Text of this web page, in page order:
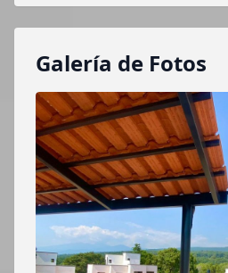
Galería de Fotos